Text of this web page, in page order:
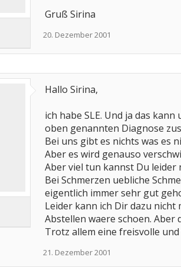
Gruß Sirina
20. Dezember 2001
Hallo Sirina,
ich habe SLE. Und ja das
oben genannten Diagnose
Bei uns gibt es nichts was es
Aber es wird genauso
Aber viel tun kannst Du leider
Bei Schmerzen uebliche
eigentlich immer sehr gut
Leider kann ich Dir dazu
Abstellen waere schoen. Aber
Trotz allem eine freisvolle
21. Dezember 2001